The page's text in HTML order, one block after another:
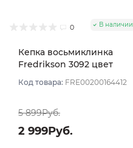
0 В наличии
Кепка восьмиклинка
Fredrikson 3092 цвет
58
Код товара: FRE00200164412
5 899Руб.
2 999Руб.